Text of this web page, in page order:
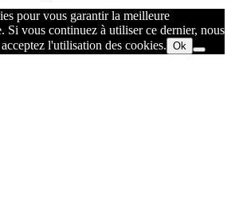
pour vous garantir la meilleure
Si vous continuez à utiliser ce dernier, nous
l'utilisation des cookies. Ok